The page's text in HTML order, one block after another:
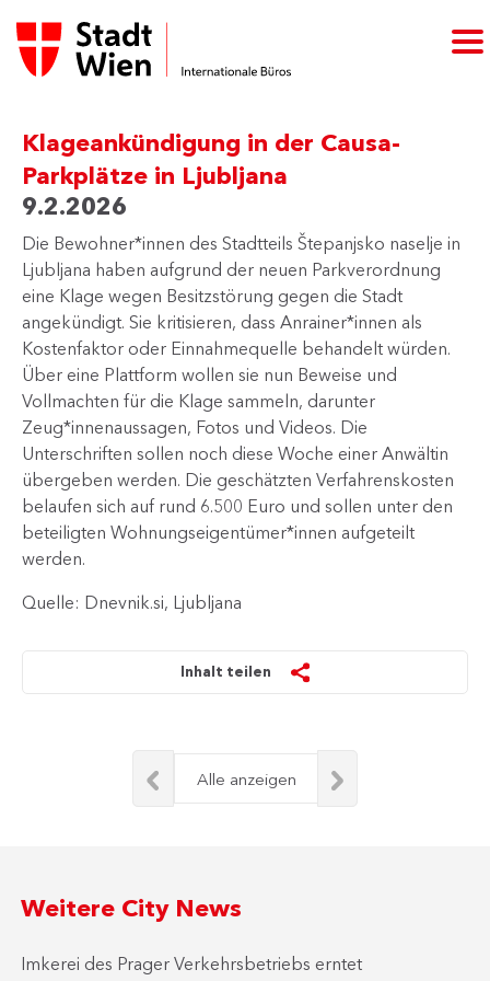
Klageankündigung in der Causa-
Parkplätze in Ljubljana
9.2.2026
Die Bewohner*innen des Stadtteils Štepanjsko naselje in
Ljubljana haben aufgrund der neuen Parkverordnung
eine Klage wegen Besitzstörung gegen die Stadt
angekündigt. Sie kritisieren, dass Anrainer*innen als
Kostenfaktor oder Einnahmequelle behandelt würden.
Über eine Plattform wollen sie nun Beweise und
Vollmachten für die Klage sammeln, darunter
Zeug*innenaussagen, Fotos und Videos. Die
Unterschriften sollen noch diese Woche einer Anwältin
übergeben werden. Die geschätzten Verfahrenskosten
belaufen sich auf rund 6.500 Euro und sollen unter den
beteiligten Wohnungseigentümer*innen aufgeteilt
werden.
Quelle: Dnevnik.si, Ljubljana
Inhalt teilen
Alle anzeigen
Weitere City News
Imkerei des Prager Verkehrsbetriebs erntet